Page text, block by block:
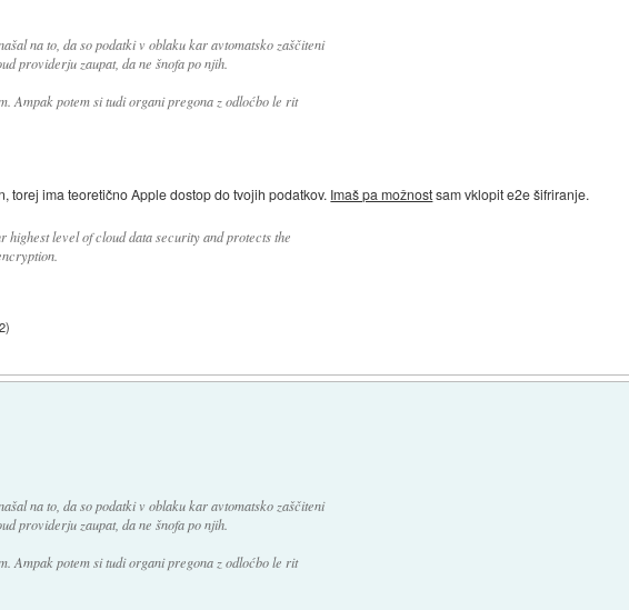
na to, da so podatki v oblaku kar avtomatsko zaščiteni
providerju zaupat, da ne šnofa po njih.
Ampak potem si tudi organi pregona z odloćbo le rit
torej ima teoretično Apple dostop do tvojih podatkov. Imaš pa možnostsam vklopit e2e šifriranje.
level of cloud data security and protects the
)
na to, da so podatki v oblaku kar avtomatsko zaščiteni
providerju zaupat, da ne šnofa po njih.
Ampak potem si tudi organi pregona z odloćbo le rit